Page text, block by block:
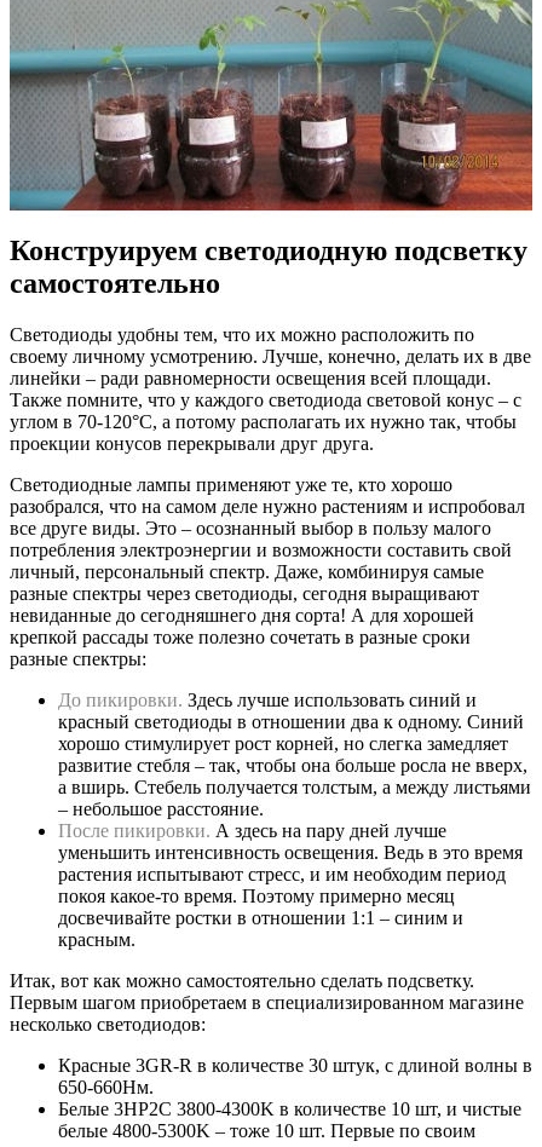
Конструируем светодиодную подсветку
самостоятельно
Светодиоды удобны тем, что их можно расположить по
своему личному усмотрению. Лучше, конечно, делать их в две
линейки – ради равномерности освещения всей площади.
Также помните, что у каждого светодиода световой конус – с
углом в 70-120°С, а потому располагать их нужно так, чтобы
проекции конусов перекрывали друг друга.
Светодиодные лампы применяют уже те, кто хорошо
разобрался, что на самом деле нужно растениям и испробовал
все друге виды. Это – осознанный выбор в пользу малого
потребления электроэнергии и возможности составить свой
личный, персональный спектр. Даже, комбинируя самые
разные спектры через светодиоды, сегодня выращивают
невиданные до сегодняшнего дня сорта! А для хорошей
крепкой рассады тоже полезно сочетать в разные сроки
разные спектры:
До пикировки. Здесь лучше использовать синий и
красный светодиоды в отношении два к одному. Синий
хорошо стимулирует рост корней, но слегка замедляет
развитие стебля – так, чтобы она больше росла не вверх,
а вширь. Стебель получается толстым, а между листьями
– небольшое расстояние.
После пикировки. А здесь на пару дней лучше
уменьшить интенсивность освещения. Ведь в это время
растения испытывают стресс, и им необходим период
покоя какое-то время. Поэтому примерно месяц
досвечивайте ростки в отношении 1:1 – синим и
красным.
Итак, вот как можно самостоятельно сделать подсветку.
Первым шагом приобретаем в специализированном магазине
несколько светодиодов:
Красные 3GR-R в количестве 30 штук, с длиной волны в
650-660Нм.
Белые 3HP2С 3800-4300K в количестве 10 шт, и чистые
белые 4800-5300K – тоже 10 шт. Первые по своим